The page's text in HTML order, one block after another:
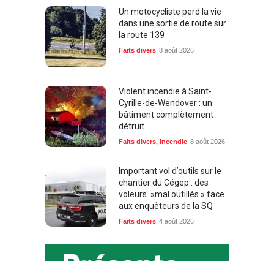
Un motocycliste perd la vie
dans une sortie de route sur
la route 139
Faits divers 8 août 2026
Violent incendie à Saint-
Cyrille-de-Wendover : un
bâtiment complètement
détruit
Faits divers, Incendie 8 août 2026
Important vol d’outils sur le
chantier du Cégep : des
voleurs »mal outillés » face
aux enquêteurs de la SQ
Faits divers 4 août 2026